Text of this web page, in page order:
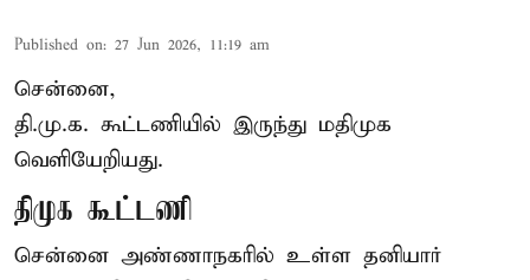
Published on: 27 Jun 2026, 11:19 am
சென்னை,
தி.மு.க. கூட்டணியில் இருந்து மதிமுக
வெளியேறியது.
திமுக கூட்டணி
சென்னை அண்ணாநகரில் உள்ள தனியார்